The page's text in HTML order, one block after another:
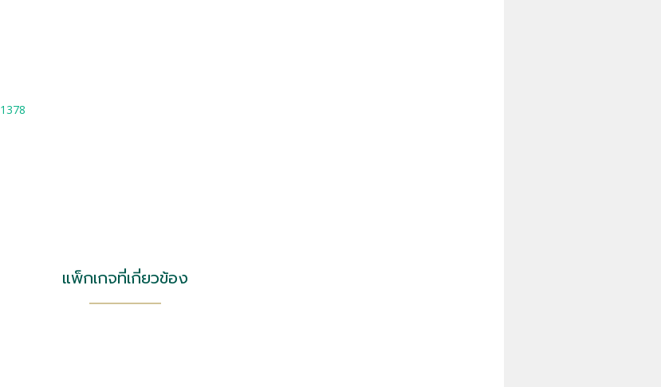
1378
แพ็กเกจที่เกี่ยวข้อง